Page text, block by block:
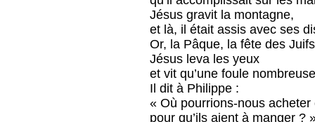
Jésus gravit la montagne,
et là, il était assis avec ses
Or, la Pâque, la fête des
Jésus leva les yeux
et vit qu’une foule
Il dit à Philippe :
« Où pourrions-nous acheter
pour qu’ils aient à manger ?